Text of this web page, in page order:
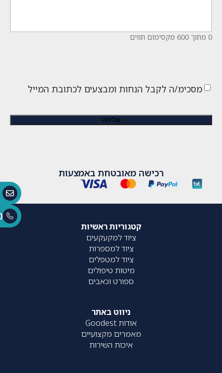
0 מתוך 600 מקסימום תווים
מסכימ/ה לקבל הנחות ומבצעים לכתובת המייל
רכישה מאובטחת באמצעות
קטגוריות ראשיות
ציוד למקעקעים
ציוד למספרות
ציוד למטפלים
מיטות טיפולים
ספורט וכאבים
ניווט באתר
אודות Goodest
מאמרים מקצועיים
איכות השירות